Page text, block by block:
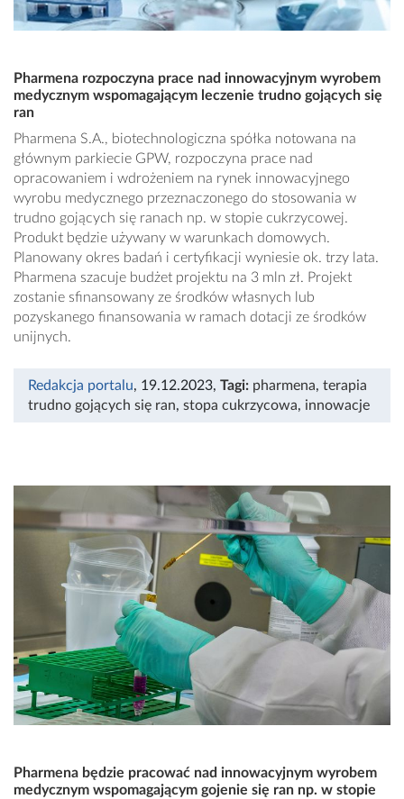
Pharmena rozpoczyna prace nad innowacyjnym wyrobem
medycznym wspomagającym leczenie trudno gojących się
ran
Pharmena S.A., biotechnologiczna spółka notowana na
głównym parkiecie GPW, rozpoczyna prace nad
opracowaniem i wdrożeniem na rynek innowacyjnego
wyrobu medycznego przeznaczonego do stosowania w
trudno gojących się ranach np. w stopie cukrzycowej.
Produkt będzie używany w warunkach domowych.
Planowany okres badań i certyfikacji wyniesie ok. trzy lata.
Pharmena szacuje budżet projektu na 3 mln zł. Projekt
zostanie sfinansowany ze środków własnych lub
pozyskanego finansowania w ramach dotacji ze środków
unijnych.
Redakcja portalu, 19.12.2023, Tagi: pharmena, terapia
trudno gojących się ran, stopa cukrzycowa, innowacje
Pharmena będzie pracować nad innowacyjnym wyrobem
medycznym wspomagającym gojenie się ran np. w stopie